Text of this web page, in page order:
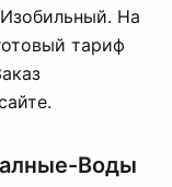
На
тариф
Воды